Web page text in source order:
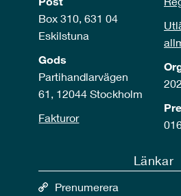
Box 310, 631 04
Eskilstuna
Gods
Partihandlarvägen
61, 12044 Stockholm
Fakturor
Länkar
Prenumerera